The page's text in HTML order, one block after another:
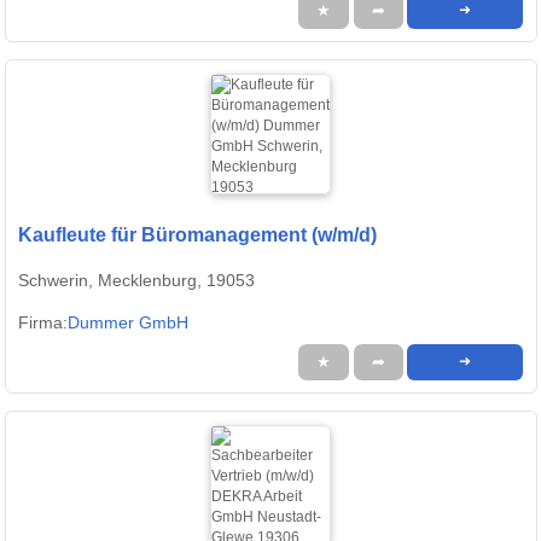
★ ➦ ➜
Kaufleute für Büromanagement (w/m/d)
Schwerin, Mecklenburg, 19053
Firma:Dummer GmbH
★ ➦ ➜